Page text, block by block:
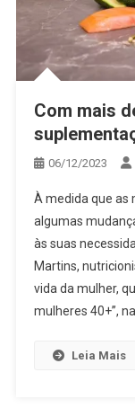
Com mais
06/12/2023
À medida que as
algumas
às suas
Martins,
vida da mulher,
mulheres 40+”,
Leia Mais